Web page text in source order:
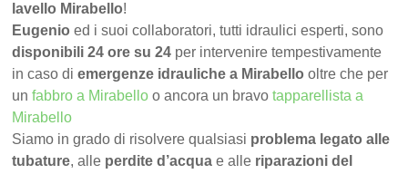
lavello Mirabello!
Eugenio ed i suoi collaboratori, tutti idraulici esperti, sono
disponibili 24 ore su 24 per intervenire tempestivamente
in caso diemergenze idrauliche a Mirabellooltre che per
unfabbro a Mirabello o ancora un bravotapparellista a
Mirabello
Siamo in grado di risolvere qualsiasi problema legato alle
tubature, alle perdite d’acqua e alle riparazioni del